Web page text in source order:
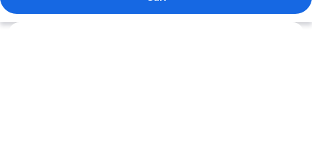
Jelajahi peta